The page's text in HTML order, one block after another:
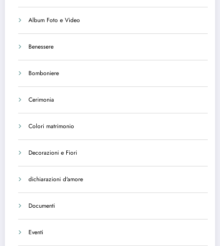
Album Foto e Video
Benessere
Bomboniere
Cerimonia
Colori matrimonio
Decorazioni e Fiori
dichiarazioni d'amore
Documenti
Eventi